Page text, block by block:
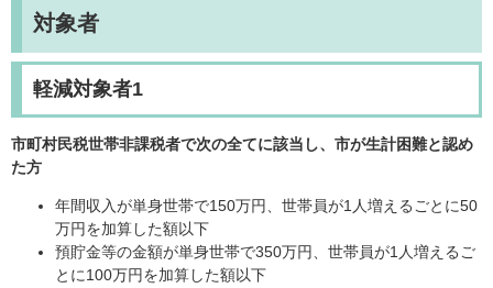
対象者
軽減対象者1
市町村民税世帯非課税者で次の全てに該当し、市が生計困難と認め
た方
年間収入が単身世帯で150万円、世帯員が1人増えるごとに50
万円を加算した額以下
預貯金等の金額が単身世帯で350万円、世帯員が1人増えるご
とに100万円を加算した額以下